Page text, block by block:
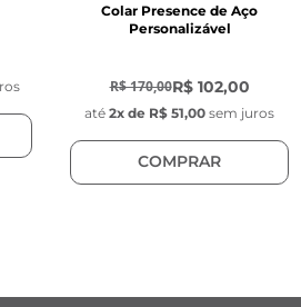
Prata
Colar Presence de Aço
Personalizável
R$ 170,00R$ 102,00
até 2x de R$ 51,00 sem juros
COMPRAR